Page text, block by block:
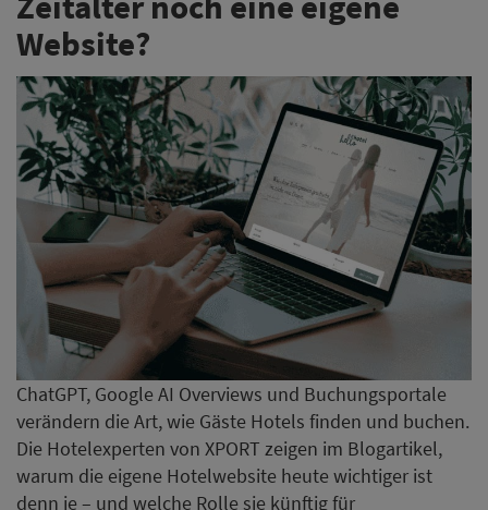
Website?
ChatGPT, Google AI Overviews und Buchungsportale
verändern die Art, wie Gäste Hotels finden und buchen.
Die Hotelexperten von XPORT zeigen im Blogartikel,
warum die eigene Hotelwebsite heute wichtiger ist
denn je – und welche Rolle sie künftig für